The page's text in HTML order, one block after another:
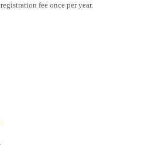
fee once per year.